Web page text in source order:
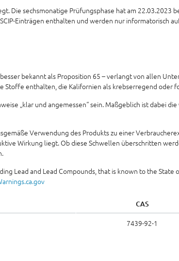
Die sechsmonatige Prüfungsphase hat am 22.03.2023
Einträgen enthalten und werden nur informatorisch
bekannt als Proposition 65 – verlangt von allen
Stoffe enthalten, die Kalifornien als krebserregend oder
„klar und angemessen“ sein. Maßgeblich ist dabei
Verwendung des Produkts zu einer
Wirkung liegt. Ob diese Schwellen überschritten
Lead and Lead Compounds, that is known to the
CAS
7439-92-1